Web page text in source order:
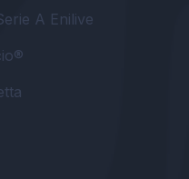
A Enilive